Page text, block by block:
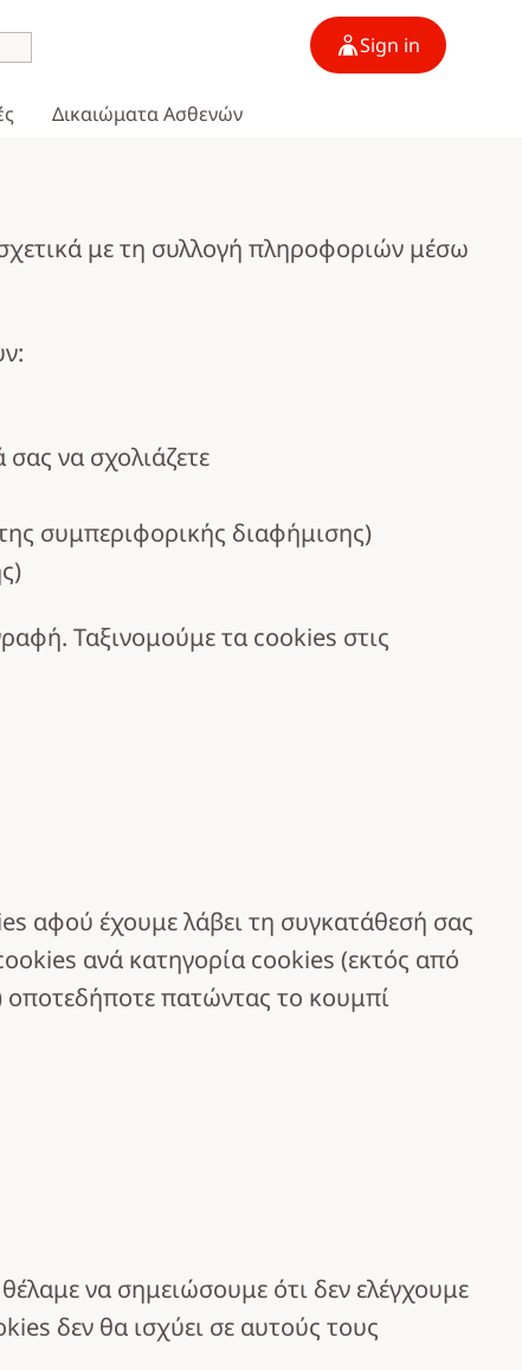
Sign in
Δικαιώματα Ασθενών
σχετικά με τη συλλογή πληροφοριών μέσω
να σχολιάζετε
συμπεριφορικής διαφήμισης)
Ταξινομούμε τα cookies στις
αφού έχουμε λάβει τη συγκατάθεσή σας
ανά κατηγορία cookies (εκτός από
οποτεδήποτε πατώντας το κουμπί
να σημειώσουμε ότι δεν ελέγχουμε
δεν θα ισχύει σε αυτούς τους